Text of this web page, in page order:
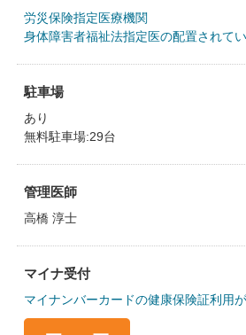
労災保険指定医療機関
身体障害者福祉法指定医の配置されて
駐車場
あり
無料駐車場:29台
管理医師
高橋 淳士
マイナ受付
マイナンバーカードの健康保険証利用